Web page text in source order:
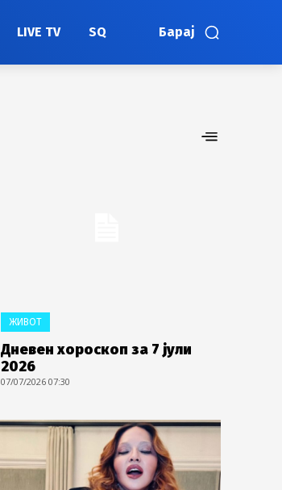
Барај
LIVE TV SQ
ЖИВОТ
Дневен хороскоп за 7 јули
2026
07/07/2026 07:30